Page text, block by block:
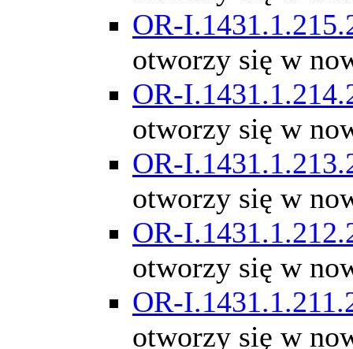
OR-
otworzy się w
OR-
otworzy się w
OR-
otworzy się w
OR-
otworzy się w
OR-
otworzy się w